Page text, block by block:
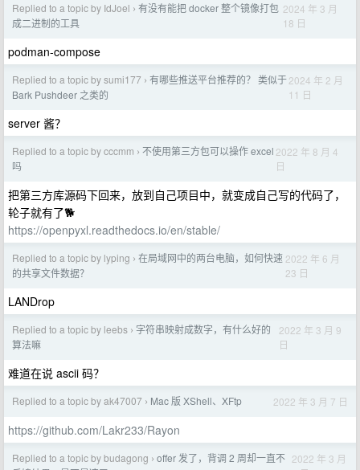
Replied to a topic by IdJoel › 有没有能把 docker 整个镜像打包
成二进制的工具
2024 年 3 月
18 日
podman-compose
Replied to a topic by sumi177 › 有哪些推送平台推荐的？ 类似于
Bark Pushdeer 之类的
2024 年 2 月
11 日
server 酱？
Replied to a topic by cccmm › 不使用第三方包可以操作 excel
吗
2022 年 8 月 4
日
把第三方库源码下回来，放到自己项目中，就变成自己写的代码了，
轮子就有了🐕
https://openpyxl.readthedocs.io/en/stable/
Replied to a topic by lyping › 在局域网中的两台电脑，如何快速
的共享文件数据？
2022 年 6 月
23 日
LANDrop
Replied to a topic by leebs › 字符串映射成数字，有什么好的
算法嘛
2022 年 3 月 9
日
难道在说 ascii 码？
Replied to a topic by ak47007 › Mac 版 XShell、XFtp 2022 年 3 月 7 日
https://github.com/Lakr233/Rayon
Replied to a topic by budagong › offer 发了，背调 2 周却一直不 2022 年 3 月